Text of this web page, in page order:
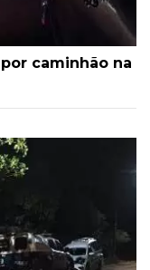
caminhão na